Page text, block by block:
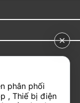
- Thành phố Hà Nội
phân phối
, Thiế bị điện